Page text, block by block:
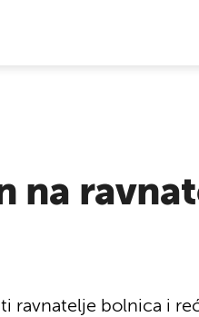
na
ravnatelje bolnica i